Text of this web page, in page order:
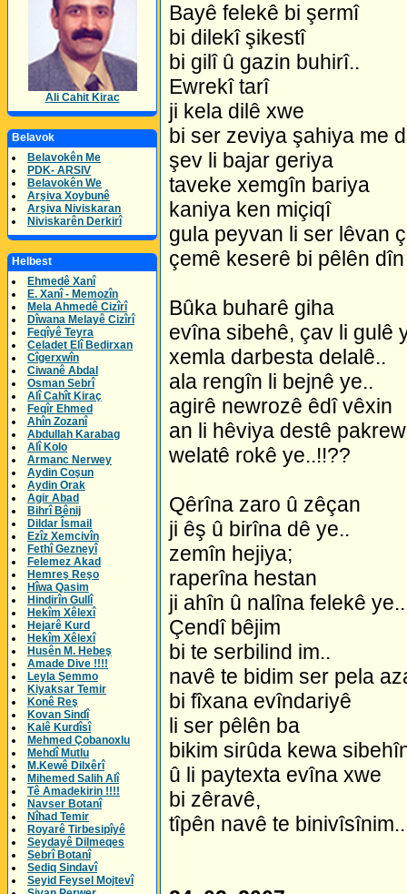
Ali Cahit Kirac
Belavok
Belavokên Me
PDK- ARSIV
Belavokên We
Arşiva Xoybunê
Arşiva Niviskaran
Niviskarên Derkirî
Helbest
Ehmedê Xanî
E. Xanî - Memozîn
Mela Ahmedê Cizîrî
Dîwana Melayê Cizîrî
Feqîyê Teyra
Celadet Elî Bedirxan
Cîgerxwîn
Ciwanê Abdal
Osman Sebrî
Alî Cahît Kiraç
Feqîr Ehmed
Ahîn Zozanî
Abdullah Karabag
Alî Kolo
Armanc Nerwey
Aydin Coşun
Aydin Orak
Agir Abad
Bihrî Bênij
Dildar Îsmail
Ezîz Xemcivîn
Fethî Gezneyî
Felemez Akad
Hemreş Reşo
Hîwa Qasim
Hindirîn Gullî
Hekîm Xêlexî
Hejarê Kurd
Hekîm Xêlexî
Husên M. Hebeş
Amade Dive !!!!
Leyla Şemmo
Kiyaksar Temir
Konê Reş
Kovan Sindî
Kalê Kurdîsî
Mehmed Çobanoxlu
Mehdî Mutlu
M.Kewê Dilxêrî
Mihemed Salih Alî
Tê Amadekirin !!!!
Navser Botanî
Nîhad Temir
Royarê Tirbesipîyê
Seydayê Dilmeqes
Sebrî Botanî
Sediq Sindavî
Seyid Feysel Mojtevî
Bayê felekê bi şermî
bi dilekî şikestî
bi gilî û gazin buhirî..
Ewrekî tarî
ji kela dilê xwe
bi ser zeviya şahiya me
şev li bajar geriya
taveke xemgîn bariya
kaniya ken miçiqî
gula peyvan li ser lêvan
çemê keserê bi pêlên
Bûka buharê giha
evîna sibehê, çav li gulê
xemla darbesta delalê..
ala rengîn li bejnê ye..
agirê newrozê êdî vêxin
an li hêviya destê
welatê rokê ye..!!??
Qêrîna zaro û zêçan
ji êş û birîna dê ye..
zemîn hejiya;
raperîna hestan
ji ahîn û nalîna felekê ye..
Çendî bêjim
bi te serbilind im..
navê te bidim ser pela
bi fîxana evîndariyê
li ser pêlên ba
bikim sirûda kewa
û li paytexta evîna xwe
bi zêravê,
tîpên navê te binivîsînim..